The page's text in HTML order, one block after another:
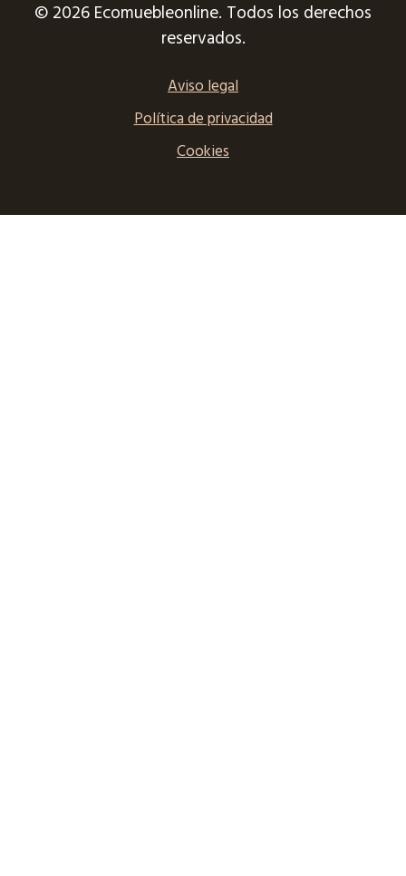
© 2026 Ecomuebleonline. Todos los derechos
reservados.
Aviso legal
Política de privacidad
Cookies